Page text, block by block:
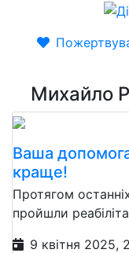
Михайло
Ваша
краще!
Протягом
пройшли
9 квітня 2025,